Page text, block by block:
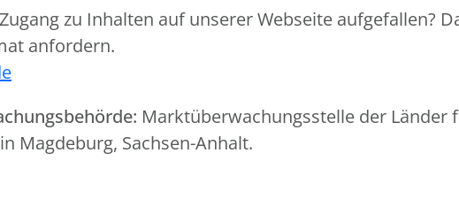
zu Inhalten auf unserer Webseite aufgefallen?
anfordern.
Marktüberwachungsstelle der
Magdeburg, Sachsen-Anhalt.